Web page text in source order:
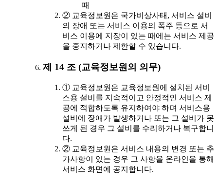
때
② 교육정보원은 국가비상사태, 서비스 설비
의 장애 또는 서비스 이용의 폭주 등으로 서
비스 이용에 지장이 있는 때에는 서비스 제공
을 중지하거나 제한할 수 있습니다.
제 14 조 (교육정보원의 의무)
① 교육정보원은 교육정보원에 설치된 서비
스용 설비를 지속적이고 안정적인 서비스 제
공에 적합하도록 유지하여야 하며 서비스용
설비에 장애가 발생하거나 또는 그 설비가 못
쓰게 된 경우 그 설비를 수리하거나 복구합니
다.
② 교육정보원은 서비스 내용의 변경 또는 추
가사항이 있는 경우 그 사항을 온라인을 통해
서비스 화면에 공지합니다.